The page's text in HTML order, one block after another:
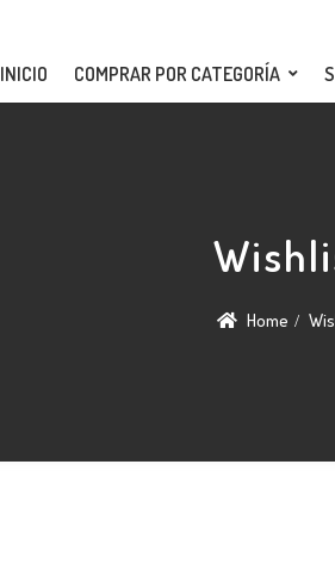
INICIO COMPRAR POR CATEGORÍA
Home